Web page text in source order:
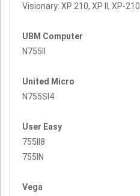
Visionary: XP 210, XP II, XP-210
UBM Computer
N755II
United Micro
N755SI4
User Easy
755II8
755IN
Vega